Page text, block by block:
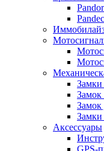
Замки
Замок
Замки
Аксессуары
GPS-